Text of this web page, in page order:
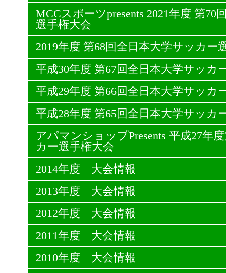
MCCスポーツpresents 2021年度 第70
選手権大会
2019年度 第68回全日本大学サッカー
平成30年度 第67回全日本大学サッカ
平成29年度 第66回全日本大学サッカ
平成28年度 第65回全日本大学サッカ
アパマンショップPresents 平成27年
カー選手権大会
2014年度 大会情報
2013年度 大会情報
2012年度 大会情報
2011年度 大会情報
2010年度 大会情報